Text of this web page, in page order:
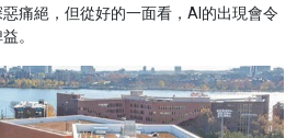
痛絕，但從好的一面看，AI的出現會令
。